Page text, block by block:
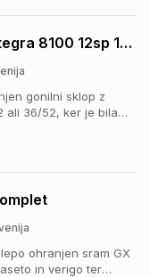
XTR Di2 SW-M9250-
zadnji menjalnik
XT Di2 RD-M8...
Gonilka ultegra 8100 12sp 175mm
gonilni sklop z
ali 36/52, ker je bila
ohranjen sram GX
in verigo ter